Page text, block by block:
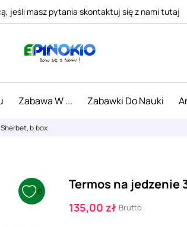
jeśli masz pytania skontaktuj się z nami tutaj
Zabawa W ... Zabawki Do Nauki
b.box
0 Termos na jedzenie
135,00 zł Brutto